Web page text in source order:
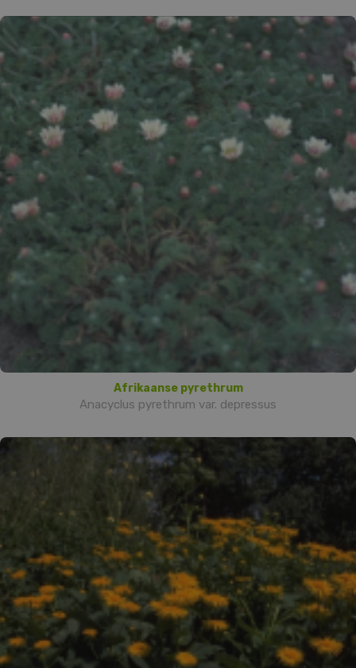
Afrikaanse pyrethrum
Anacyclus pyrethrum var. depressus